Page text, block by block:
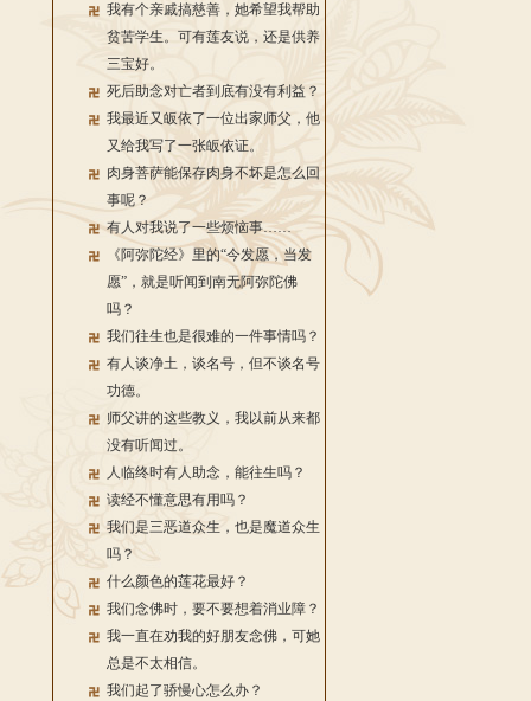
我有个亲戚搞慈善，她希望我帮助
贫苦学生。可有莲友说，还是供养
三宝好。
死后助念对亡者到底有没有利益？
我最近又皈依了一位出家师父，他
又给我写了一张皈依证。
肉身菩萨能保存肉身不坏是怎么回
事呢？
有人对我说了一些烦恼事……
《阿弥陀经》里的“今发愿，当发
愿”，就是听闻到南无阿弥陀佛
吗？
我们往生也是很难的一件事情吗？
有人谈净土，谈名号，但不谈名号
功德。
师父讲的这些教义，我以前从来都
没有听闻过。
人临终时有人助念，能往生吗？
读经不懂意思有用吗？
我们是三恶道众生，也是魔道众生
吗？
什么颜色的莲花最好？
我们念佛时，要不要想着消业障？
我一直在劝我的好朋友念佛，可她
总是不太相信。
我们起了骄慢心怎么办？